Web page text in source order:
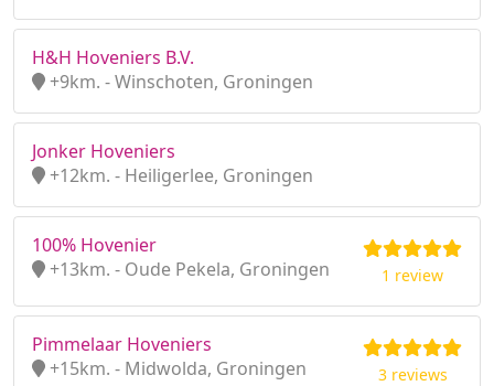
H&H Hoveniers B.V.
+9km. - Winschoten, Groningen
Jonker Hoveniers
+12km. - Heiligerlee, Groningen
100% Hovenier
+13km. - Oude Pekela, Groningen
1 review
Pimmelaar Hoveniers
+15km. - Midwolda, Groningen
3 reviews